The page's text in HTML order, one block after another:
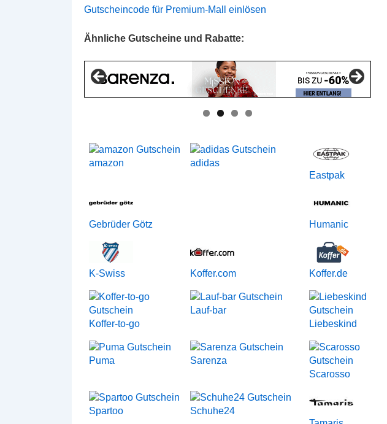
Gutscheincode für Premium-Mall einlösen
Ähnliche Gutscheine und Rabatte:
amazon
adidas
Eastpak
Gebrüder Götz Humanic
K-Swiss Koffer.com Koffer.de
Koffer-to-go
Lauf-bar
Liebeskind
Puma
Sarenza
Scarosso
Spartoo
Schuhe24